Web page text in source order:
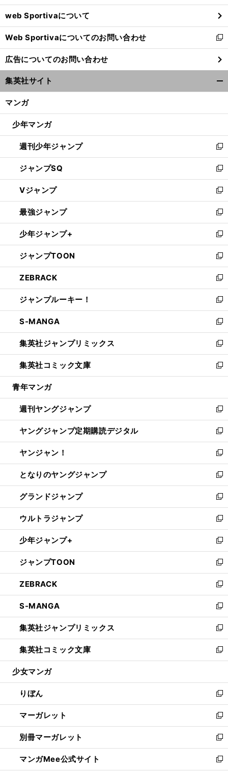
ウ
で
開
く
web Sportivaについて
Web Sportivaについてのお問い合わせ
新
し
い
ウ
ィ
ン
ウ
開
く
広告についてのお問い合わせ
集英社サイト
マンガ
少年マンガ
週刊少年ジャンプ
新
し
い
ウ
ィ
ン
ド
ウ
で
開
く
ジャンプSQ
新
し
い
ウ
ィ
ン
ド
ウ
で
開
く
Vジャンプ
新
し
い
ウ
ィ
ン
ド
ウ
で
開
く
最強ジャンプ
新
し
い
ウ
ィ
ン
ド
ウ
で
開
く
少年ジャンプ+
新
し
い
ウ
ィ
ン
ド
ウ
で
開
く
ジャンプTOON
新
し
い
ウ
ィ
ン
ド
ウ
で
開
く
ZEBRACK
新
し
い
ウ
ィ
ン
ド
ウ
で
開
ジャンプルーキー！
新
し
い
ウ
ィ
ン
ド
ウ
開
く
S-MANGA
新
し
い
ウ
ィ
ン
ウ
で
開
く
集英社ジャンプリミックス
新
し
い
ウ
ン
ド
ウ
で
開
く
集英社コミック文庫
新
し
ウ
ィ
ン
ド
ウ
で
開
く
青年マンガ
週刊ヤングジャンプ
新
し
い
ウ
ィ
ン
ド
ウ
で
開
く
ヤングジャンプ定期購読デジタル
新
し
い
ウ
ィ
ン
ド
ウ
で
開
く
ヤンジャン！
新
し
い
ウ
ィ
ン
ド
ウ
で
開
く
となりのヤングジャンプ
新
し
い
ウ
ィ
ン
ド
ウ
で
開
く
グランドジャンプ
新
し
い
ウ
ィ
ン
ド
ウ
で
開
く
ウルトラジャンプ
新
し
い
ウ
ィ
ン
ド
ウ
で
開
く
少年ジャンプ+
新
し
い
ウ
ィ
ン
ド
ウ
で
開
く
ジャンプTOON
新
し
い
ウ
ィ
ン
ド
ウ
で
開
ZEBRACK
新
し
い
ウ
ィ
ン
ド
ウ
開
く
S-MANGA
新
し
い
ウ
ィ
ン
ウ
で
開
く
集英社ジャンプリミックス
新
し
い
ウ
ン
ド
ウ
で
開
く
集英社コミック文庫
新
し
ウ
ィ
ン
ド
ウ
で
開
く
少女マンガ
りぼん
新
し
い
ウ
ィ
ン
ド
ウ
マーガレット
新
し
い
ウ
ィ
ン
別冊マーガレット
新
し
い
マンガMee公式サイト
新